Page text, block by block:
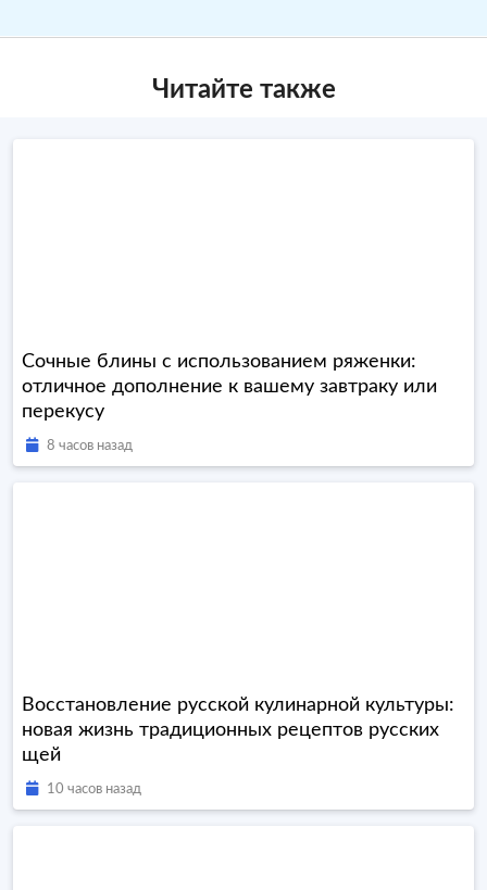
Читайте также
Сочные блины с использованием ряженки:
отличное дополнение к вашему завтраку или
перекусу
8 часов назад
Восстановление русской кулинарной культуры:
новая жизнь традиционных рецептов русских
щей
10 часов назад